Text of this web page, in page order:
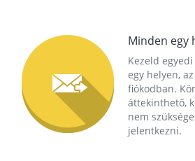
Minden egy
Kezeld
egy helyen,
fiókodban.
áttekinthető,
nem
jelentkezni.